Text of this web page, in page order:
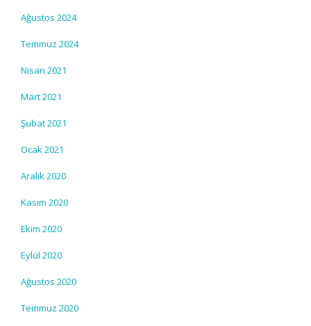
Ağustos 2024
Temmuz 2024
Nisan 2021
Mart 2021
Şubat 2021
Ocak 2021
Aralık 2020
Kasım 2020
Ekim 2020
Eylül 2020
Ağustos 2020
Temmuz 2020